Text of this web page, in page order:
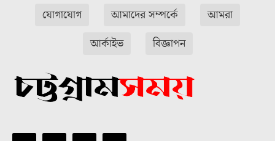
যোগাযোগ
আমাদের সম্পর্কে
আমরা
আর্কাইভ
বিজ্ঞাপন